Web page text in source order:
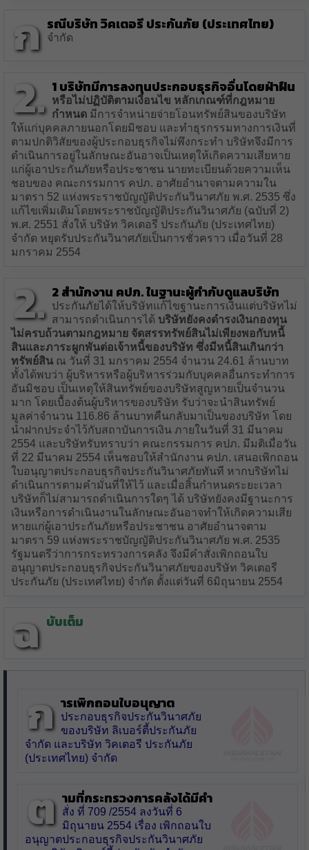
ก รณีบริษัท วิคเตอรี ประกันภัย (ประเทศไทย)
จำกัด
2. 1 บริษัทมีการลงทุนประกอบธุรกิจอื่นโดยฝ่าฝืน
หรือไม่ปฏิบัติตามเงื่อนไข หลักเกณฑ์ที่กฎหมาย
กำหนด มีการจำหน่ายจ่ายโอนทรัพย์สินของบริษัท
ให้แก่บุคคลภายนอกโดยมิชอบ และทำธุรกรรมทางการเงินที่
ตามปกติวิสัยของผู้ประกอบธุรกิจไม่พึงกระทำ บริษัทจึงมีการ
ดำเนินการอยู่ในลักษณะอันอาจเป็นเหตุให้เกิดความเสียหาย
แก่ผู้เอาประกันภัยหรือประชาชน นายทะเบียนด้วยความเห็น
ชอบของ คณะกรรมการ คปภ. อาศัยอำนาจตามความใน
มาตรา 52 แห่งพระราชบัญญัติประกันวินาศภัย พ.ศ. 2535 ซึ่ง
แก้ไขเพิ่มเติมโดยพระราชบัญญัติประกันวินาศภัย (ฉบับที่ 2)
พ.ศ. 2551 สั่งให้ บริษัท วิคเตอรี ประกันภัย (ประเทศไทย)
จำกัด หยุดรับประกันวินาศภัยเป็นการชั่วคราว เมื่อวันที่ 28
มกราคม 2554
2. 2 สำนักงาน คปภ. ในฐานะผู้กำกับดูแลบริษัท
ประกันภัยได้ให้บริษัทแก้ไขฐานะการเงินแต่บริษัทไม่
สามารถดำเนินการได้ บริษัทยังคงดำรงเงินกองทุน
ไม่ครบถ้วนตามกฎหมาย จัดสรรทรัพย์สินไม่เพียงพอกับหนี้
สินและภาระผูกพันต่อเจ้าหนี้ของบริษัท ซึ่งมีหนี้สินเกินกว่า
ทรัพย์สิน ณ วันที่ 31 มกราคม 2554 จำนวน 24.61 ล้านบาท
ทั้งได้พบว่า ผู้บริหารหรือผู้บริหารร่วมกับบุคคลอื่นกระทำการ
อันมิชอบ เป็นเหตุให้สินทรัพย์ของบริษัทสูญหายเป็นจำนวน
มาก โดยเบื้องต้นผู้บริหารของบริษัท รับว่าจะนำสินทรัพย์
มูลค่าจำนวน 116.86 ล้านบาทคืนกลับมาเป็นของบริษัท โดย
นำฝากประจำไว้กับสถาบันการเงิน ภายในวันที่ 31 มีนาคม
2554 และบริษัทรับทราบว่า คณะกรรมการ คปภ. มีมติเมื่อวัน
ที่ 22 มีนาคม 2554 เห็นชอบให้สำนักงาน คปภ. เสนอเพิกถอน
ใบอนุญาตประกอบธุรกิจประกันวินาศภัยทันที หากบริษัทไม่
ดำเนินการตามคำมั่นที่ให้ไว้ และเมื่อสิ้นกำหนดระยะเวลา
บริษัทก็ไม่สามารถดำเนินการใดๆ ได้ บริษัทยังคงมีฐานะการ
เงินหรือการดำเนินงานในลักษณะอันอาจทำให้เกิดความเสีย
หายแก่ผู้เอาประกันภัยหรือประชาชน อาศัยอำนาจตาม
มาตรา 59 แห่งพระราชบัญญัติประกันวินาศภัย พ.ศ. 2535
รัฐมนตรีว่าการกระทรวงการคลัง จึงมีคำสั่งเพิกถอนใบ
อนุญาตประกอบธุรกิจประกันวินาศภัยของบริษัท วิคเตอรี
ประกันภัย (ประเทศไทย) จำกัด ตั้งแต่วันที่ 6มิถุนายน 2554
ฉ บับเต็ม
ก ารเพิกถอนใบอนุญาต
ประกอบธุรกิจประกันวินาศภัย
ของบริษัท ลิเบอร์ตี้ประกันภัย
จำกัด และบริษัท วิคเตอรี ประกันภัย
(ประเทศไทย) จำกัด
ต ามที่กระทรวงการคลังได้มีคำ
สั่ง ที่ 709 /2554 ลงวันที่ 6
มิถุนายน 2554 เรื่อง เพิกถอนใบ
อนุญาตประกอบธุรกิจประกันวินาศภัย